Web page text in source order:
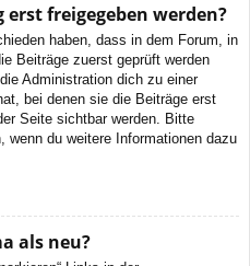
freigegeben werden?
haben, dass in dem Forum, in
Beiträge zuerst geprüft werden
Administration dich zu einer
bei denen sie die Beiträge erst
Seite sichtbar werden. Bitte
wenn du weitere Informationen dazu
als neu?